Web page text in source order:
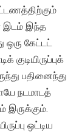
இடம் இந்த
ஒரு கேட்டட்
குடியிருப்புக்
பதினைந்து
நடமாடத்
இருக்கும்.
ஒட்டிய